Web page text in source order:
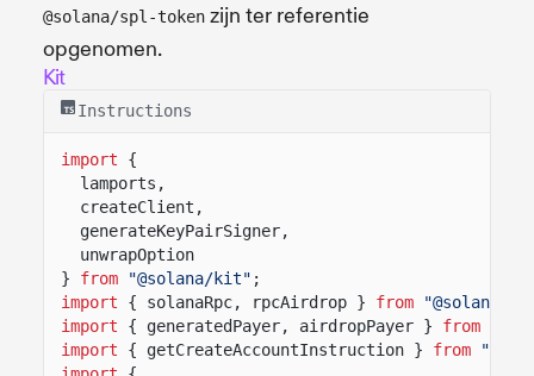
@solana/spl-token zijn ter referentie
opgenomen.
Kit
Instructions
import
{
lamports,
createClient,
generateKeyPairSigner,
unwrapOption
}
from "@solana/kit" ;
import
{ solanaRpc, rpcAirdrop } from
"@solana/
import
{ generatedPayer, airdropPayer } from
import
{ getCreateAccountInstruction } from